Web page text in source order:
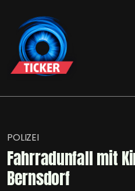
POLIZEI
Fahrradunfall mit
Bernsdorf